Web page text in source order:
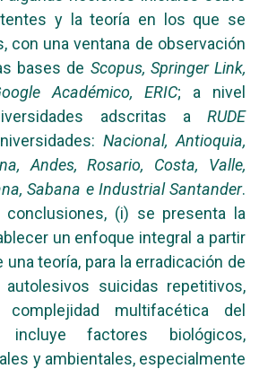
y la teoría en los que se
con una ventana de observación
bases de Scopus, Springer Link,
Académico, ERIC; a nivel
adscritas a RUDE
Nacional, Antioquia,
Andes, Rosario, Costa, Valle,
Sabana e Industrial Santander.
conclusiones, (i) se presenta la
un enfoque integral a partir
una teoría, para la erradicación de
autolesivos suicidas repetitivos,
complejidad multifacética del
factores biológicos,
y ambientales, especialmente